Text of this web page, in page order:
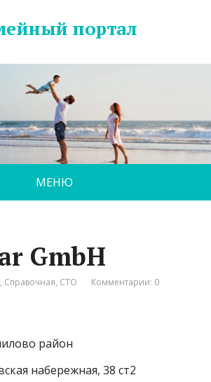
портал
МЕНЮ
GmbH
, Справочная, СТО Комментарии: 0
район
набережная, 38 ст2